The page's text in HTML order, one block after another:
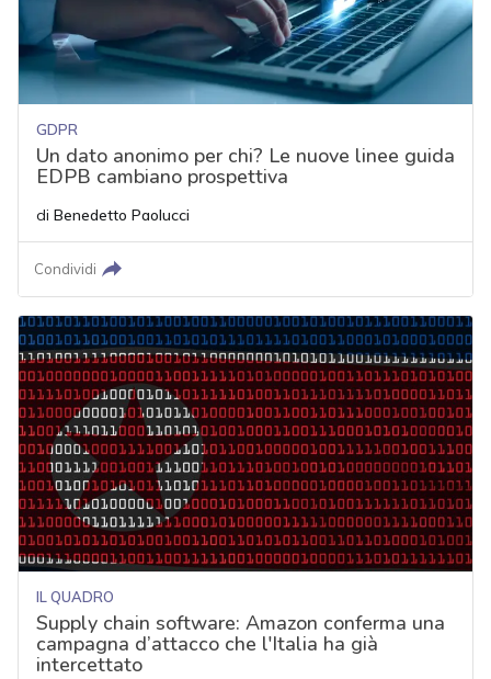
GDPR
Un dato anonimo per chi? Le nuove linee guida
EDPB cambiano prospettiva
di Benedetto Paolucci
Condividi
IL QUADRO
Supply chain software: Amazon conferma una
campagna d’attacco che l'Italia ha già
intercettato